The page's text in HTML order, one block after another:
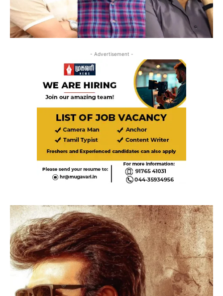
- Advertisement -